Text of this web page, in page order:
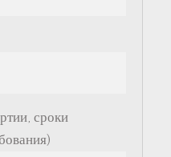
сроки